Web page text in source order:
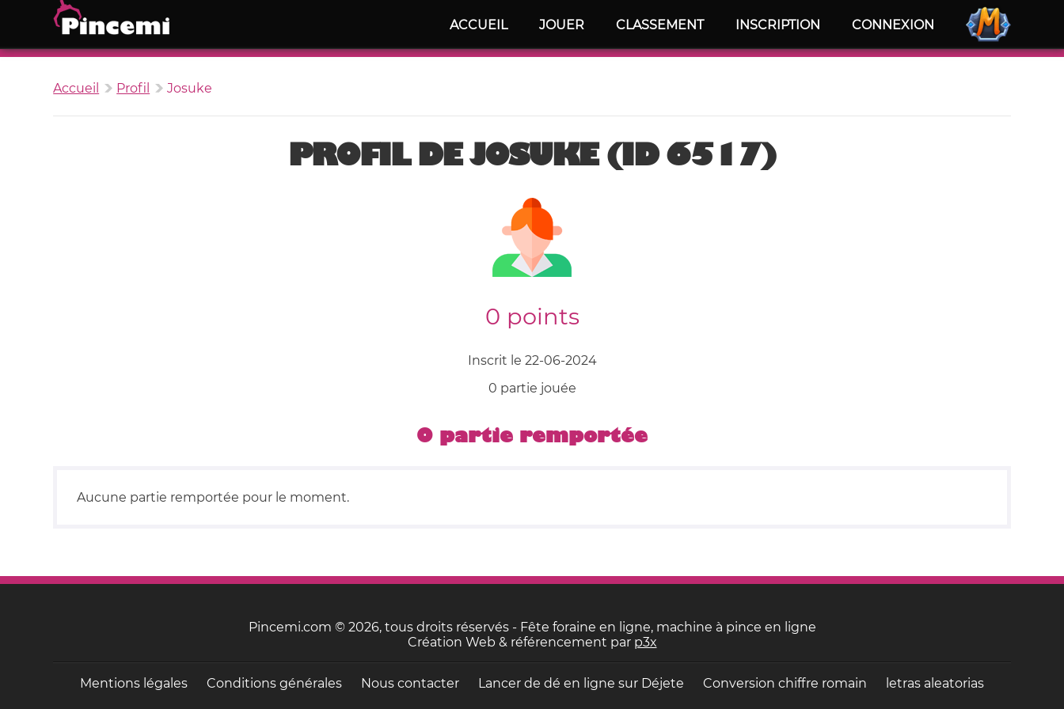
ACCUEIL JOUER CLASSEMENT INSCRIPTION CONNEXION
Accueil Profil Josuke
PROFIL DE JOSUKE (ID 6517)
0 points
Inscrit le 22-06-2024
0 partie jouée
0 partie remportée
Aucune partie remportée pour le moment.
Pincemi.com © 2026, tous droits réservés - Fête foraine en ligne, machine à pince en ligne
Création Web & référencement par p3x
Mentions légales Conditions générales Nous contacter Lancer de dé en ligne sur Déjete Conversion chiffre romain letras aleatorias